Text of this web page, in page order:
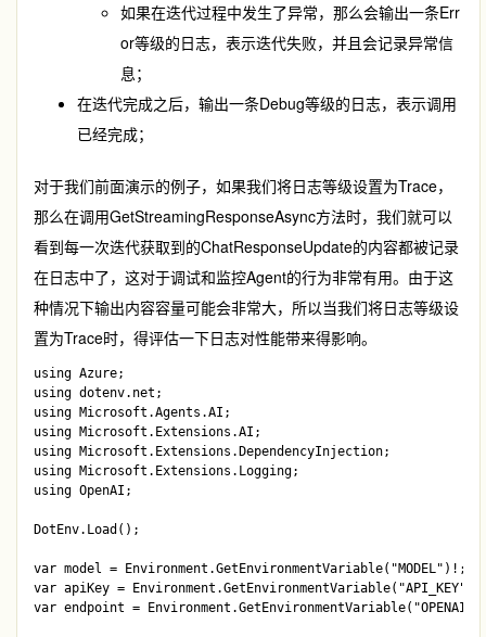
如果在迭代过程中发生了异常，那么会输出一条Err
or等级的日志，表示迭代失败，并且会记录异常信
息；
在迭代完成之后，输出一条Debug等级的日志，表示调用
已经完成；
对于我们前面演示的例子，如果我们将日志等级设置为Trace，
那么在调用GetStreamingResponseAsync方法时，我们就可以
看到每一次迭代获取到的ChatResponseUpdate的内容都被记录
在日志中了，这对于调试和监控Agent的行为非常有用。由于这
种情况下输出内容容量可能会非常大，所以当我们将日志等级设
置为Trace时，得评估一下日志对性能带来得影响。
using Azure;
using dotenv.net;
using Microsoft.Agents.AI;
using Microsoft.Extensions.AI;
using Microsoft.Extensions.DependencyInjection;
using Microsoft.Extensions.Logging;
using OpenAI;
DotEnv.Load();
var model = Environment.GetEnvironmentVariable("MODEL")!;
var apiKey =
var endpoint =